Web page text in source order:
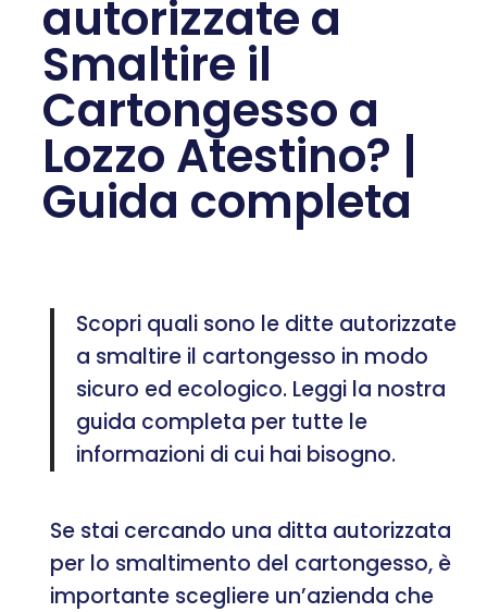
autorizzate a
Smaltire il
Cartongesso a
Lozzo Atestino? |
Guida completa
Scopri quali sono le ditte autorizzate
a smaltire il cartongesso in modo
sicuro ed ecologico. Leggi la nostra
guida completa per tutte le
informazioni di cui hai bisogno.
Se stai cercando una ditta autorizzata
per lo smaltimento del cartongesso, è
importante scegliere un’azienda che